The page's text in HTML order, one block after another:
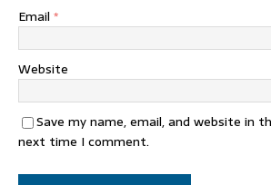
Email *
Website
Save my name, email, and website in
next time I comment.